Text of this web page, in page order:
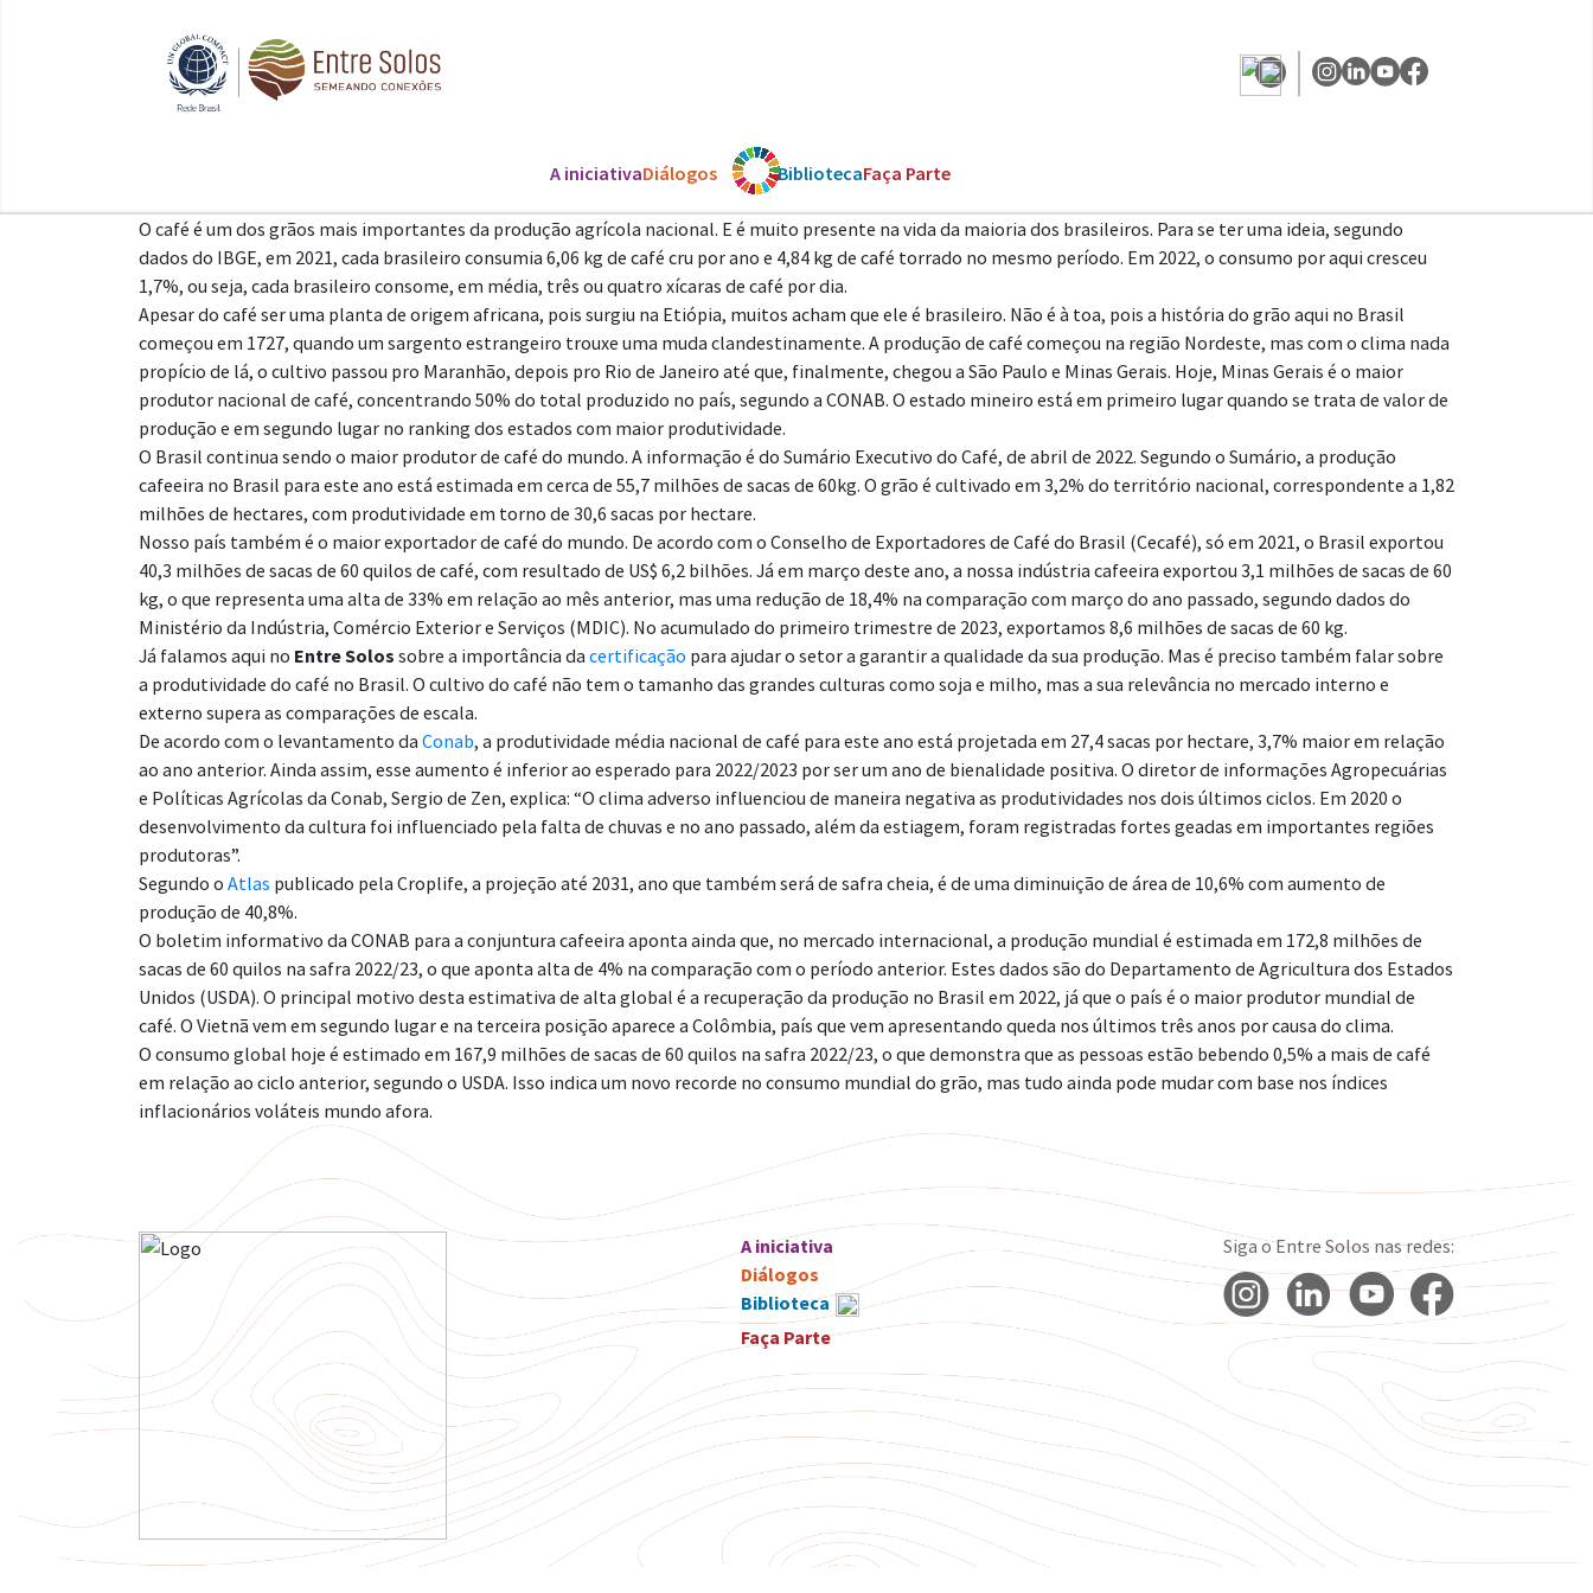
A iniciativaDiálogos Os ODSBibliotecaFaça Parte
O café é um dos grãos mais importantes da produção agrícola nacional. E é muito presente na vida da maioria dos brasileiros. Para se ter uma ideia, segundo
dados do IBGE, em 2021, cada brasileiro consumia 6,06 kg de café cru por ano e 4,84 kg de café torrado no mesmo período. Em 2022, o consumo por aqui cresceu
1,7%, ou seja, cada brasileiro consome, em média, três ou quatro xícaras de café por dia.
Apesar do café ser uma planta de origem africana, pois surgiu na Etiópia, muitos acham que ele é brasileiro. Não é à toa, pois a história do grão aqui no Brasil
começou em 1727, quando um sargento estrangeiro trouxe uma muda clandestinamente. A produção de café começou na região Nordeste, mas com o clima nada
propício de lá, o cultivo passou pro Maranhão, depois pro Rio de Janeiro até que, finalmente, chegou a São Paulo e Minas Gerais. Hoje, Minas Gerais é o maior
produtor nacional de café, concentrando 50% do total produzido no país, segundo a CONAB. O estado mineiro está em primeiro lugar quando se trata de valor de
produção e em segundo lugar no ranking dos estados com maior produtividade.
O Brasil continua sendo o maior produtor de café do mundo. A informação é do Sumário Executivo do Café, de abril de 2022. Segundo o Sumário, a produção
cafeeira no Brasil para este ano está estimada em cerca de 55,7 milhões de sacas de 60kg. O grão é cultivado em 3,2% do território nacional, correspondente a 1,82
milhões de hectares, com produtividade em torno de 30,6 sacas por hectare.
Nosso país também é o maior exportador de café do mundo. De acordo com o Conselho de Exportadores de Café do Brasil (Cecafé), só em 2021, o Brasil exportou
40,3 milhões de sacas de 60 quilos de café, com resultado de US$ 6,2 bilhões. Já em março deste ano, a nossa indústria cafeeira exportou 3,1 milhões de sacas de 60
kg, o que representa uma alta de 33% em relação ao mês anterior, mas uma redução de 18,4% na comparação com março do ano passado, segundo dados do
Ministério da Indústria, Comércio Exterior e Serviços (MDIC). No acumulado do primeiro trimestre de 2023, exportamos 8,6 milhões de sacas de 60 kg.
Já falamos aqui no Entre Solos sobre a importância da certificação para ajudar o setor a garantir a qualidade da sua produção. Mas é preciso também falar sobre
a produtividade do café no Brasil. O cultivo do café não tem o tamanho das grandes culturas como soja e milho, mas a sua relevância no mercado interno e
externo supera as comparações de escala.
De acordo com o levantamento da Conab, a produtividade média nacional de café para este ano está projetada em 27,4 sacas por hectare, 3,7% maior em relação
ao ano anterior. Ainda assim, esse aumento é inferior ao esperado para 2022/2023 por ser um ano de bienalidade positiva. O diretor de informações Agropecuárias
e Políticas Agrícolas da Conab, Sergio de Zen, explica: “O clima adverso influenciou de maneira negativa as produtividades nos dois últimos ciclos. Em 2020 o
desenvolvimento da cultura foi influenciado pela falta de chuvas e no ano passado, além da estiagem, foram registradas fortes geadas em importantes regiões
produtoras”.
Segundo o Atlas publicado pela Croplife, a projeção até 2031, ano que também será de safra cheia, é de uma diminuição de área de 10,6% com aumento de
produção de 40,8%.
O boletim informativo da CONAB para a conjuntura cafeeira aponta ainda que, no mercado internacional, a produção mundial é estimada em 172,8 milhões de
sacas de 60 quilos na safra 2022/23, o que aponta alta de 4% na comparação com o período anterior. Estes dados são do Departamento de Agricultura dos Estados
Unidos (USDA). O principal motivo desta estimativa de alta global é a recuperação da produção no Brasil em 2022, já que o país é o maior produtor mundial de
café. O Vietnã vem em segundo lugar e na terceira posição aparece a Colômbia, país que vem apresentando queda nos últimos três anos por causa do clima.
O consumo global hoje é estimado em 167,9 milhões de sacas de 60 quilos na safra 2022/23, o que demonstra que as pessoas estão bebendo 0,5% a mais de café
em relação ao ciclo anterior, segundo o USDA. Isso indica um novo recorde no consumo mundial do grão, mas tudo ainda pode mudar com base nos índices
inflacionários voláteis mundo afora.
A iniciativa
Diálogos
Biblioteca
Faça Parte
Siga o Entre Solos nas redes: